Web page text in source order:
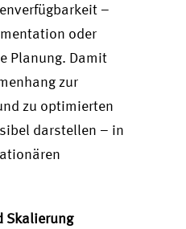
–
oder
Planung. Damit
zur
zu optimierten
darstellen – in
Skalierung